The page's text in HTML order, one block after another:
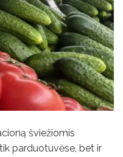
šviežiomis
parduotuvėse, bet ir